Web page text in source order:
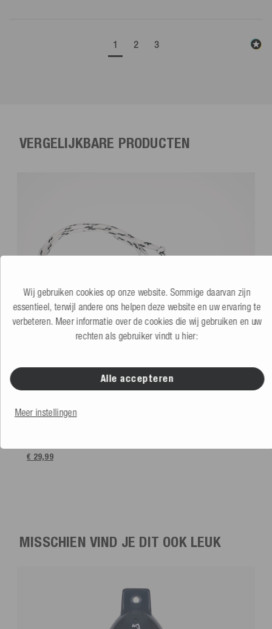
1 2 3
VERGELIJKBARE PRODUCTEN
€ 29,99
MISSCHIEN VIND JE DIT OOK LEUK
Wij gebruiken cookies op onze website. Sommige daarvan zijn
essentieel, terwijl andere ons helpen deze website en uw ervaring te
verbeteren. Meer informatie over de cookies die wij gebruiken en uw
rechten als gebruiker vindt u hier:
Alle accepteren
Meer instellingen